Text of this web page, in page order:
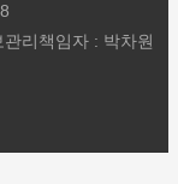
관리책임자 : 박차원